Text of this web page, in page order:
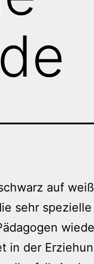
auf
sehr
in der